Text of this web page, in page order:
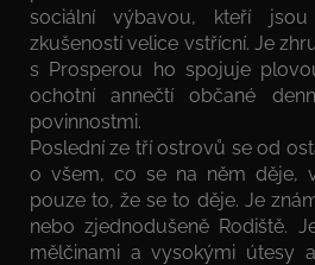
sociální výbavou, kteří
zkušeností velice vstřícní. Je
s Prosperou ho spojuje
ochotní annečtí občané
povinnostmi.
Poslední ze tří ostrovů se od
o všem, co se na něm děje,
pouze to, že se to děje. Je
nebo zjednodušeně Rodiště.
mělčinami a vysokými útesy